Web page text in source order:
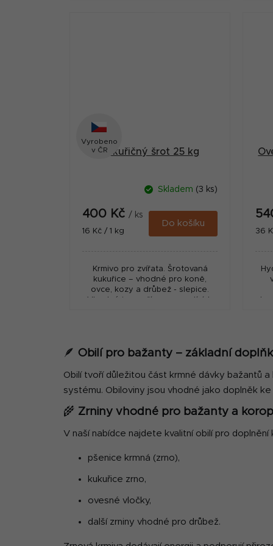
Vyrobeno
v ČRKukuřičný šrot 25 kg
Skladem (3 ks)
400 Kč / ks
Měrná
16 Kč / 1 kg
Do košíku
Krmivo pro zvířata. Šrotovaná
kukuřice – vhodné pro koně,
ovce, kozy a drůbež - slepice.
Vhodné i pro přípravu vnadících
36
🪶 Obilí pro bažanty – základní
Obilí tvoří důležitou část krmné dávky bažantů
systému. Obiloviny jsou vhodné jako doplněk
🌾 Zrniny vhodné pro bažanty a
V naší nabídce najdete kvalitní obilí pro doplnění
pšenice krmná (zrno),
kukuřice zrno,
ovesné vločky,
další zrniny vhodné pro drůbež.